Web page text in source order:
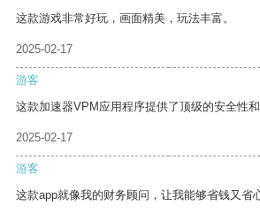
这款游戏非常好玩，画面精美，玩法丰富。
2025-02-17
游客
这款加速器VPM应用程序提供了顶级的安全性和
2025-02-17
游客
这款app就像我的财务顾问，让我能够省钱又省